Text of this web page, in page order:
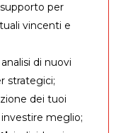
per
vincenti e
analisi di nuovi
strategici;
dei tuoi
meglio;